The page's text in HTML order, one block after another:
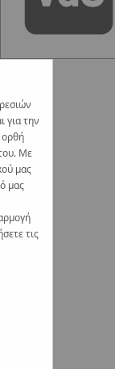
για την
ορθή
Με
μας
μας
τις